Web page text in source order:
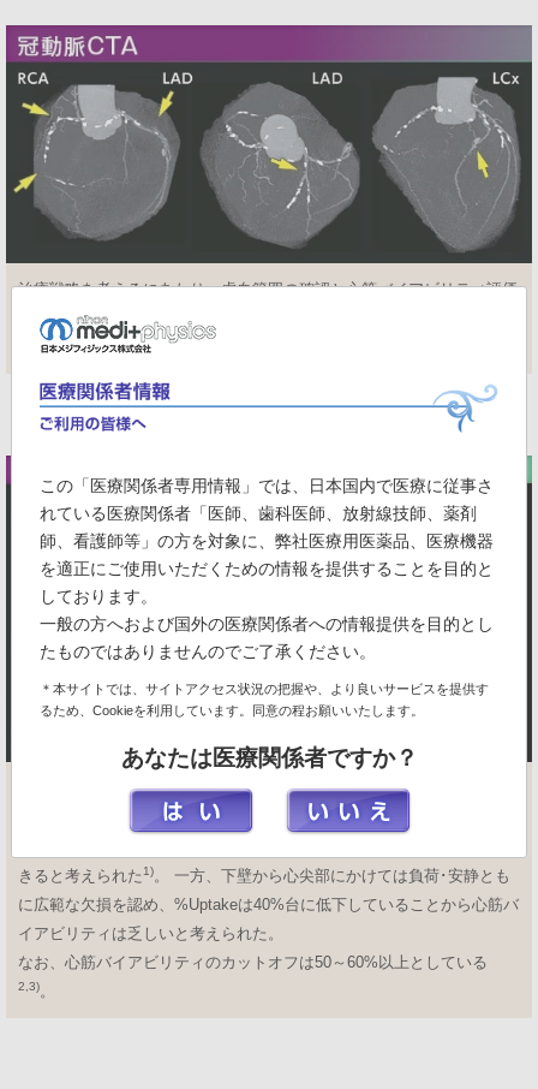
治療戦略を考えるにあたり、虚血範囲の確認と心筋バイアビリティ評価
の目的で、
Tc-tetrofosminによるアデノシン負荷心筋血流SPECTを
実施した。
右室描出があり重症虚血が疑われた。前壁中隔はReverse ﬁll-in(逆再分
,
)、Washout亢進の可能性が示唆される
きると考えられた1)。 一方、下壁から心尖部にかけては負荷･安静とも
に広範な欠損を認め、%Uptakeは40%台に低下していることから心筋バ
イアビリティは乏しいと考えられた。
なお、心筋バイアビリティのカットオフは50～60%以上としている
2,3)。
この「医療関係者専用情報」では、日本国内で医療に従事さ
れている医療関係者「医師、歯科医師、放射線技師、薬剤
師、看護師等」の方を対象に、弊社医療用医薬品、医療機器
を適正にご使用いただくための情報を提供することを目的と
しております。
一般の方へおよび国外の医療関係者への情報提供を目的とし
たものではありませんのでご了承ください。
＊本サイトでは、サイトアクセス状況の把握や、より良いサービスを提供す
るため、Cookieを利用しています。同意の程お願いいたします。
あなたは医療関係者ですか？